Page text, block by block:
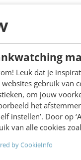
Leuk dat je
websites gebruik van
om jouw
het
instellen’. Door op
van alle cookies
by CookieInfo
die social media
jongere
wil opstellen.
managers en
willen